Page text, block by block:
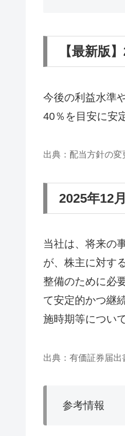
【最新版
今後の利益水準
40％を目安に安
出典：配当方針の変
2025年12
当社は、将来の
が、株主に対す
整備のために必
て安定的かつ継
施時期等につい
出典：有価証券届出
参考情報